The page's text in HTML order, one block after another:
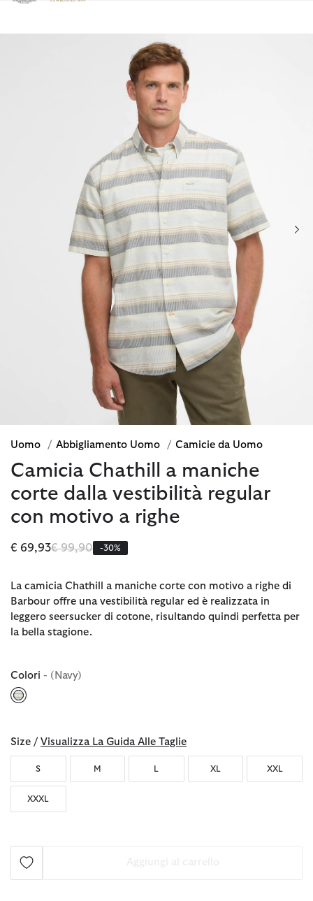
Clicca per visualizzare la nostra Dichiarazione di Accessibilità
Uomo / Abbigliamento Uomo / Camicie da Uomo
Camicia Chathill a maniche
corte dalla vestibilità regular
con motivo a righe
€ 69,93Prezzo ridotto da
€ 99,90a -30%
La camicia Chathill a maniche corte con motivo a righe di
Barbour offre una vestibilità regular ed è realizzata in
leggero seersucker di cotone, risultando quindi perfetta per
la bella stagione.
Colori - (Navy)
Size / Visualizza La Guida Alle Taglie
S M L XL XXL
XXXL